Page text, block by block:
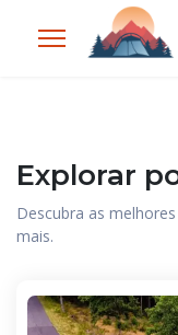
Explorar
Descubra as
mais.